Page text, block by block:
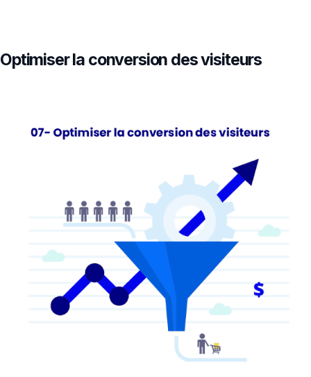
Optimiser la conversion des visiteurs